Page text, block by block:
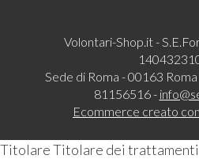
Volontari-Shop.it -
Sede di Roma - 00163
81156516 -
Ecommerce creato con
Titolare Titolare dei trattamenti